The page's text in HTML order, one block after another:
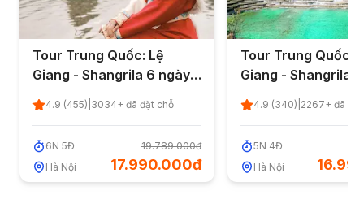
Tour Trung Quốc: Lệ
Giang - Shangrila 6 ngày 5
4.9 (455) 3034+ đã đặt chỗ
6N 5Đ
Hà Nội
19.789.000đ
17.990.000đ
Tour Trung Quốc:
Giang - Shangrila
4.9 (340) 2267+ đã
5N 4Đ
Hà Nội